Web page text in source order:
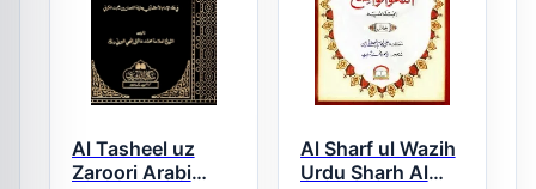
Al Tasheel uz
Zaroori Arabi
Al Sharf ul Wazih
Urdu Sharh Al